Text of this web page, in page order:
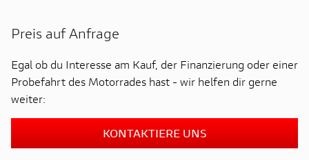
Preis auf Anfrage
Egal ob du Interesse am Kauf, der Finanzierung oder einer
Probefahrt des Motorrades hast - wir helfen dir gerne
weiter:
KONTAKTIERE UNS